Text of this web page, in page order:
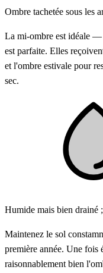
Ombre tachetée sous les
La mi-ombre est idéale —
est parfaite. Elles
et l'ombre estivale pour
sec.
Humide mais bien drainé
Maintenez le sol
première année. Une fois
raisonnablement bien